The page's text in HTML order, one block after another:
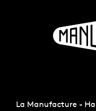
La Manufacture -